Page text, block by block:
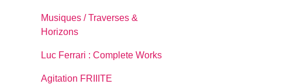
Musiques / Traverses &
Horizons
Luc Ferrari : Complete Works
Agitation FRIIITE